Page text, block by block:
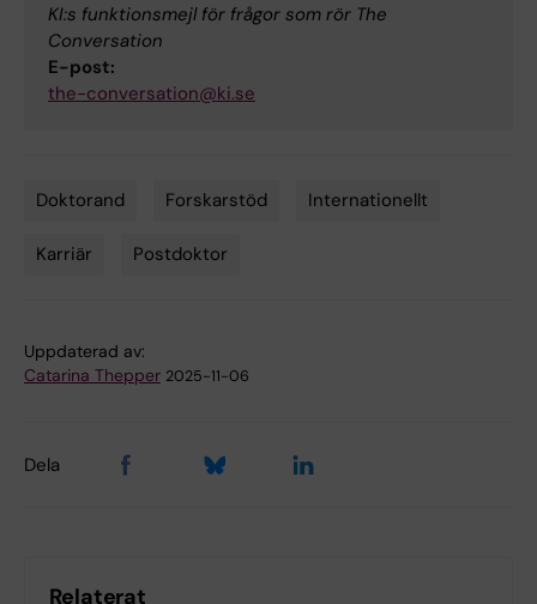
KI:s funktionsmejl för frågor som rör The
Conversation
E-post:
the-conversation@ki.se
Doktorand Forskarstöd Internationellt
Karriär Postdoktor
Uppdaterad av:
Catarina Thepper 2025-11-06
Dela
Relaterat